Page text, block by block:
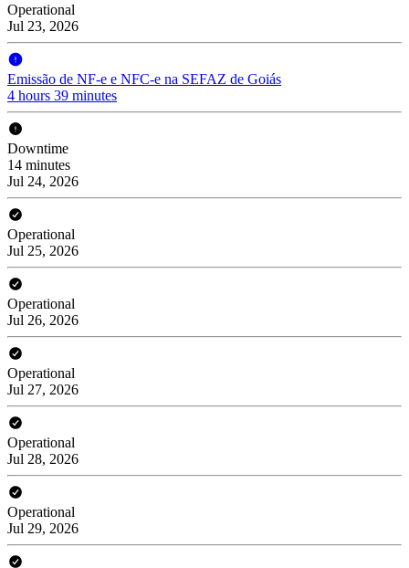
Operational
Jul 23, 2026
Emissão de NF-e e NFC-e na SEFAZ de Goiás
4 hours 39 minutes
Downtime
14 minutes
Jul 24, 2026
Operational
Jul 25, 2026
Operational
Jul 26, 2026
Operational
Jul 27, 2026
Operational
Jul 28, 2026
Operational
Jul 29, 2026